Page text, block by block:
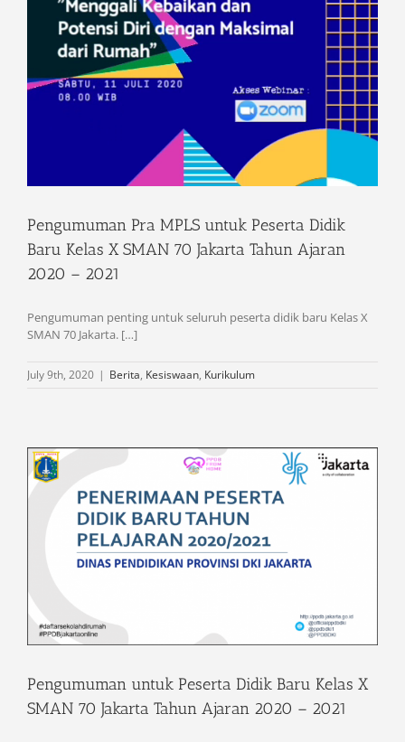
Pengumuman Pra MPLS untuk Peserta Didik
Baru Kelas X SMAN 70 Jakarta Tahun Ajaran
2020 – 2021
Pengumuman penting untuk seluruh peserta didik baru Kelas X
SMAN 70 Jakarta. […]
July 9th, 2020 | Berita, Kesiswaan, Kurikulum
Pengumuman untuk Peserta Didik Baru Kelas X
SMAN 70 Jakarta Tahun Ajaran 2020 – 2021